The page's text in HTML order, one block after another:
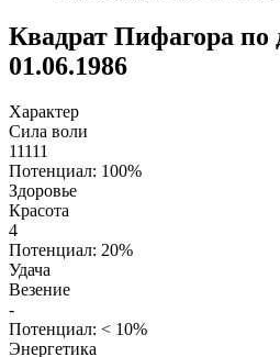
Квадрат Пифагора по
01.06.1986
Характер
Сила воли
11111
Потенциал: 100%
Здоровье
Красота
4
Потенциал: 20%
Удача
Везение
-
Потенциал: < 10%
Энергетика